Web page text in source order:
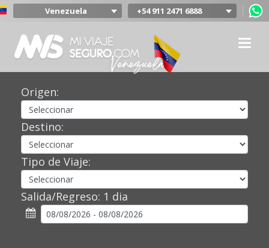
+54 911 2471 6888
Venezuela
Colombia
Mexico
Peru
Origen:
Destino:
Tipo de Viaje:
Salida/Regreso: 1 dia